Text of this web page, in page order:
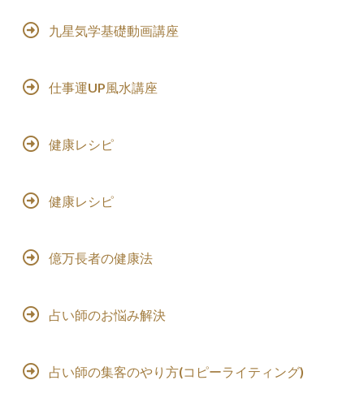
九星気学基礎動画講座
仕事運UP風水講座
健康レシピ
健康レシピ
億万長者の健康法
占い師のお悩み解決
占い師の集客のやり方(コピーライティング)